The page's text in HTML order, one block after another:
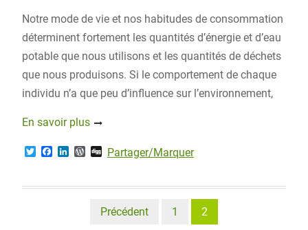
Notre mode de vie et nos habitudes de consommation
déterminent fortement les quantités d’énergie et d’eau
potable que nous utilisons et les quantités de déchets
que nous produisons. Si le comportement de chaque
individu n’a que peu d’influence sur l’environnement,
En savoir plus
T
t
F
e
L
k
W
d
D
g
Partager/Marquer
NavigationPrécédent 1 2